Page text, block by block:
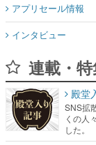
アプリセール情報
インタビュー
連載・
殿堂
SNS拡
くの人
した。